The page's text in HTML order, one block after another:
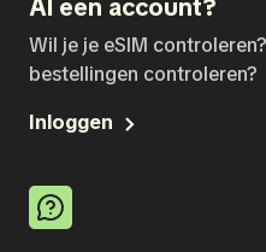
Al een account?
Wil je je eSIM
bestellingen controleren?
Inloggen